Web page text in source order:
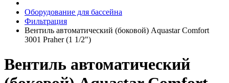
Оборудование для бассейна
Фильтрация
Вентиль автоматический (боковой) Aquastar Comfort
3001 Praher (1 1/2")
Вентиль автоматический